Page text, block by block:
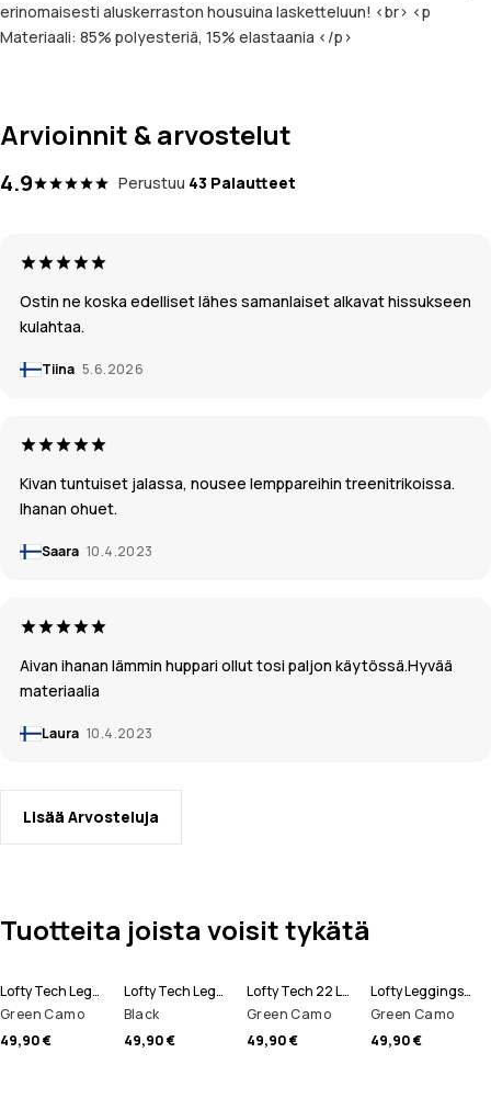
erinomaisesti aluskerraston housuina lasketteluun! <br> <p
Materiaali: 85% polyesteriä, 15% elastaania </p>
Arvioinnit & arvostelut
4.9 Perustuu 43 Palautteet
Ostin ne koska edelliset lähes samanlaiset alkavat hissukseen
kulahtaa.
Tiina 5.6.2026
Kivan tuntuiset jalassa, nousee lemppareihin treenitrikoissa.
Ihanan ohuet.
Saara 10.4.2023
Aivan ihanan lämmin huppari ollut tosi paljon käytössä.Hyvää
materiaalia
Laura 10.4.2023
Lisää Arvosteluja
Tuotteita joista voisit tykätä
Lofty Tech Leggingsit Naiset
Green Camo
49,90 €
Lofty Tech Leggingsit Naiset
Black
49,90 €
Lofty Tech 22 Leggingsit Naiset
Green Camo
49,90 €
Lofty Leggingsit Naiset
Green Camo
49,90 €